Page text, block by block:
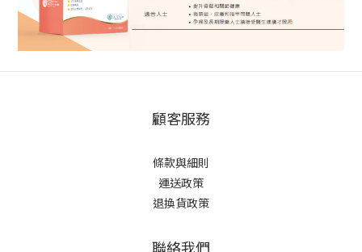
顧客服務
條款與細則
運送政策
退換貨政策
聯絡我們